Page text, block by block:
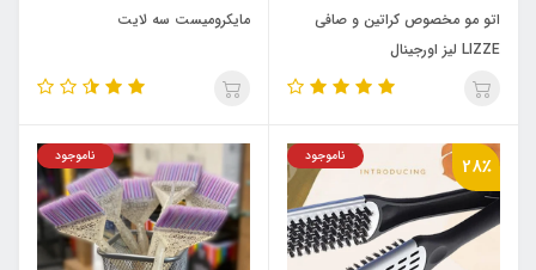
اتو مو مخصوص کراتین و صافی
LIZZE لیز اورجینال
مایکرومیست سه لایت
28٪ ناموجود ناموجود